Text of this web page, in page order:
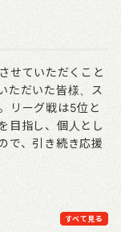
せていただくこと
ただいた皆様、ス
リーグ戦は5位と
目指し、個人とし
で、引き続き応援
すべて見る